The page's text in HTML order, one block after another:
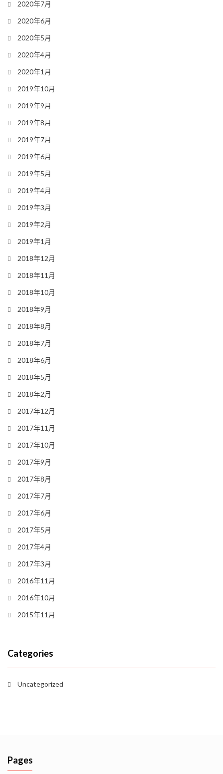
2020年7月
2020年6月
2020年5月
2020年4月
2020年1月
2019年10月
2019年9月
2019年8月
2019年7月
2019年6月
2019年5月
2019年4月
2019年3月
2019年2月
2019年1月
2018年12月
2018年11月
2018年10月
2018年9月
2018年8月
2018年7月
2018年6月
2018年5月
2018年2月
2017年12月
2017年11月
2017年10月
2017年9月
2017年8月
2017年7月
2017年6月
2017年5月
2017年4月
2017年3月
2016年11月
2016年10月
2015年11月
Categories
Uncategorized
Pages